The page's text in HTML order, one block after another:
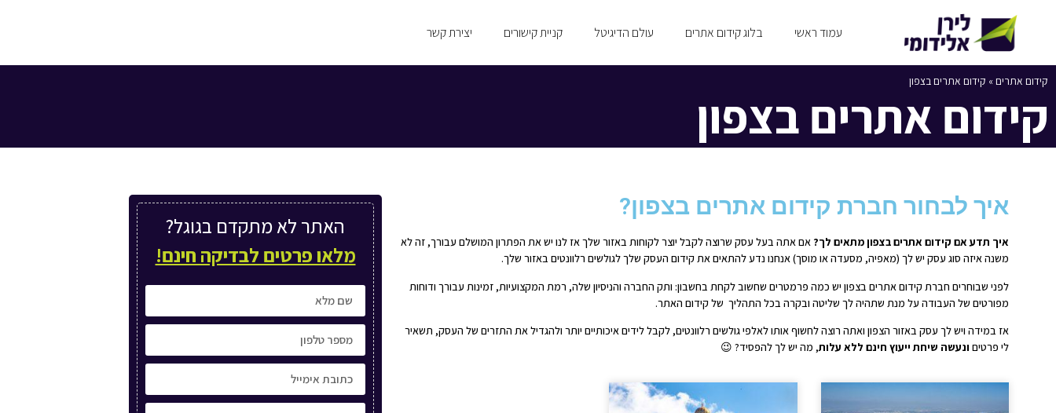
עמוד ראשי בלוג קידום אתרים עולם הדיגיטל קניית קישורים יצירת קשר
קידום אתרים» קידום אתרים בצפון
קידום אתרים בצפון
איך לבחור חברת קידום אתרים בצפון?
איך תדע אם קידום אתרים בצפון מתאים לך? אם אתה בעל עסק שרוצה לקבל יוצר לקוחות באזור שלך אז לנו יש את הפתרון המושלם עבורך, זה לא
משנה איזה סוג עסק יש לך (מאפיה, מסעדה או מוסך) אנחנו נדע להתאים את קידום העסק שלך לגולשים רלוונטים באזור שלך.
לפני שבוחרים חברת קידום אתרים בצפון יש כמה פרמטרים שחשוב לקחת בחשבון: ותק החברה והניסיון שלה, רמת המקצועיות, זמינות עבורך ודוחות
מפורטים של העבודה על מנת שתהיה לך שליטה ובקרה בכל התהליך של קידום האתר.
אז במידה ויש לך עסק באזור הצפון ואתה רוצה לחשוף אותו לאלפי גולשים רלוונטים, לקבל לידים איכותיים יותר ולהגדיל את התזרים של העסק, תשאיר
לי פרטים ונעשה שיחת ייעוץ חינם ללא עלות, מה יש לך להפסיד? 😉
האתר לא מתקדם בגוגל?
מלאו פרטים לבדיקה חינם!